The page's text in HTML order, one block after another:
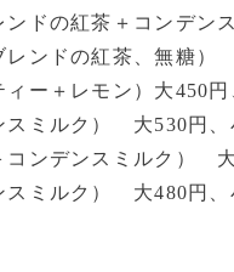
ンドの紅茶＋コンデ
レンドの紅茶、無糖）
ー＋レモン）大450円
スミルク） 大530円、
コンデンスミルク）
スミルク） 大480円、